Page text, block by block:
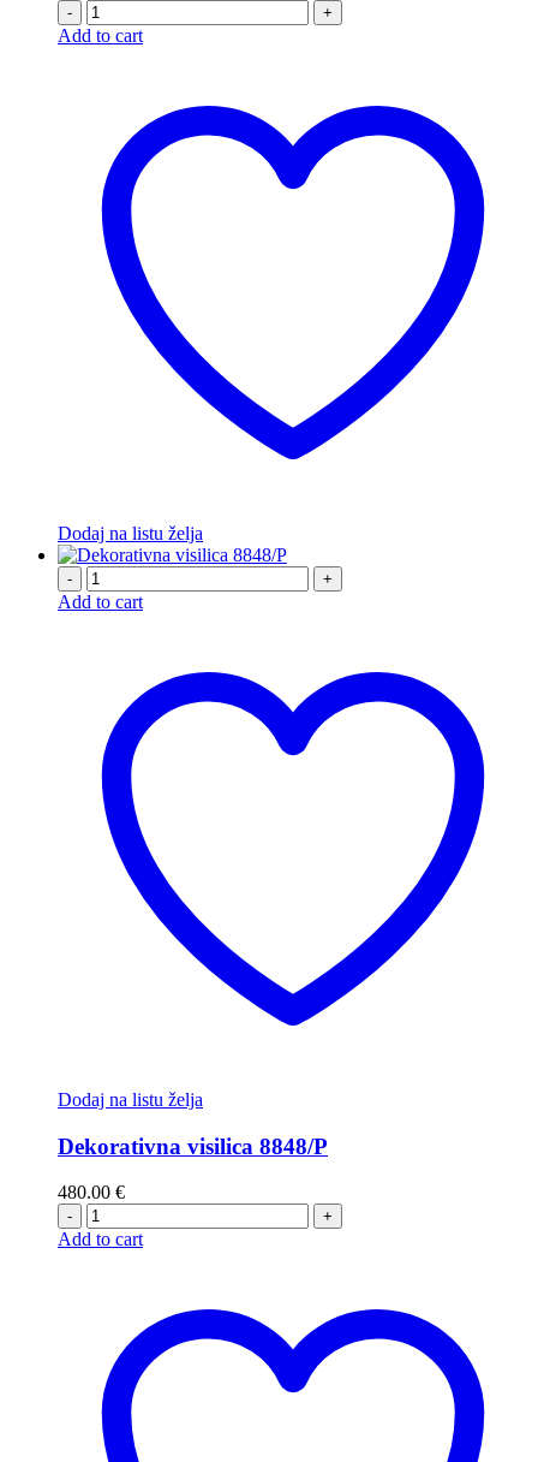
- +
Add to cart
Dodaj na listu želja
- +
Add to cart
Dodaj na listu želja
Dekorativna visilica 8848/P
480.00 €
- +
Add to cart